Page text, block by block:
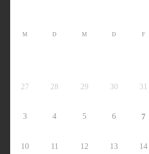
M D M D F
27 28 29 30 31
3 4 5 6 7
10 11 12 13 14